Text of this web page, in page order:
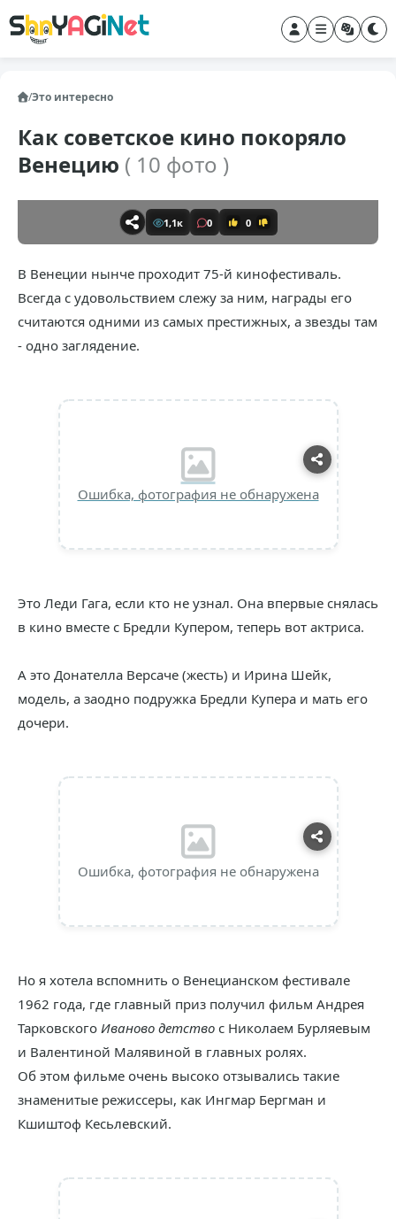
/Это интересно
Как советское кино покоряло
Венецию ( 10 фото )
1,1к 0 0
В Венеции нынче проходит 75-й кинофестиваль.
Всегда с удовольствием слежу за ним, награды его
считаются одними из самых престижных, а звезды там
- одно заглядение.
Ошибка, фотография не обнаружена
Это Леди Гага, если кто не узнал. Она впервые снялась
в кино вместе с Бредли Купером, теперь вот актриса.
А это Донателла Версаче (жесть) и Ирина Шейк,
модель, а заодно подружка Бредли Купера и мать его
дочери.
Ошибка, фотография не обнаружена
Но я хотела вспомнить о Венецианском фестивале
1962 года, где главный приз получил фильм Андрея
Тарковского Иваново детство с Николаем Бурляевым
и Валентиной Малявиной в главных ролях.
Об этом фильме очень высоко отзывались такие
знаменитые режиссеры, как Ингмар Бергман и
Кшиштоф Кесьлевский.